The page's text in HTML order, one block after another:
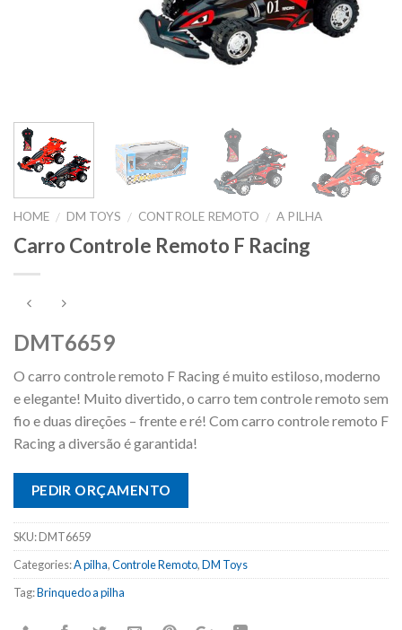
HOME / DM TOYS / CONTROLE REMOTO / A PILHA
Carro Controle Remoto F Racing
DMT6659
O carro controle remoto F Racing é muito estiloso, moderno
e elegante! Muito divertido, o carro tem controle remoto sem
fio e duas direções – frente e ré! Com carro controle remoto F
Racing a diversão é garantida!
PEDIR ORÇAMENTO
SKU:DMT6659
Categories:A pilha,Controle Remoto,DM Toys
Tag:Brinquedo a pilha